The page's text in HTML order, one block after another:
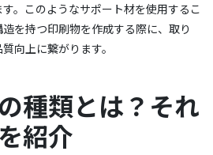
。このようなサポート材を使用するこ
を持つ印刷物を作成する際に、取り
向上に繋がります。
種類とは？それ
紹介